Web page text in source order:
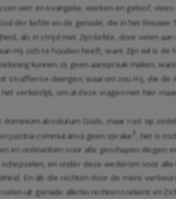
wet en evangelie, werken en geloof,
der liefde en de genade, die in het Nieuwe
als in strijd met Zijn liefde, door velen
Hij zich te houden heeft, want Zijn wil is
kunnen zij geen aanspraak maken,
straffen te dwingen; waarom zou Hij, die
verkieslijk, om al deze vragen niet hier
absolutum Gods, maar rust op
justitia commutativa geen sprake 7 , het is
en ordinantiën voor alle geschapen dingen;
en onder deze wederom voor
En als die rechten door de mens
uit genade allerlei rechten toekent en